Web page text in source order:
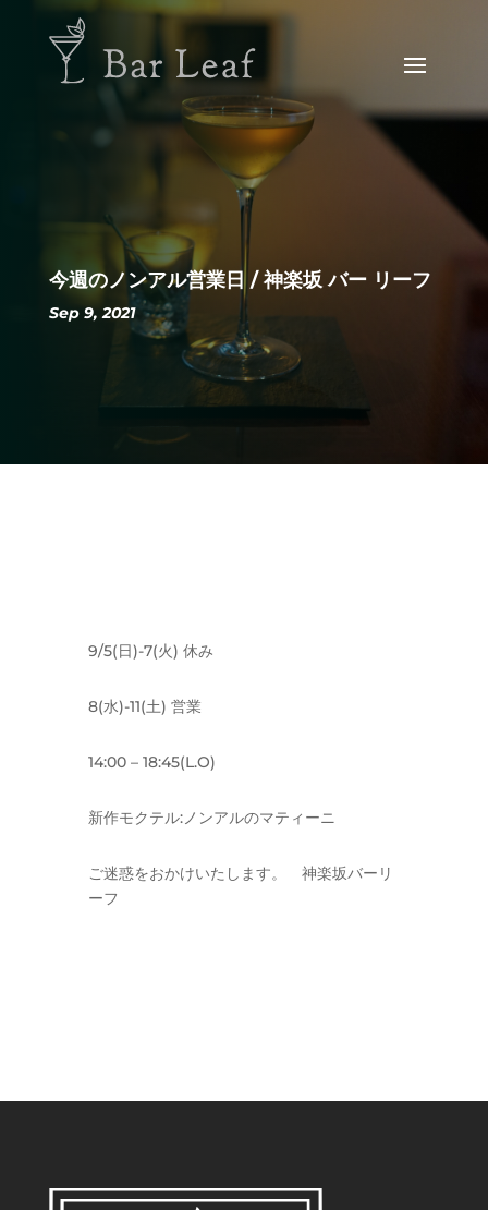
今週のノンアル営業日 / 神楽坂 バー リーフ
Sep 9, 2021
9/5(日)-7(火) 休み
8(水)-11(土) 営業
14:00 – 18:45(L.O)
新作モクテル:ノンアルのマティーニ
ご迷惑をおかけいたします。 神楽坂バーリ
ーフ